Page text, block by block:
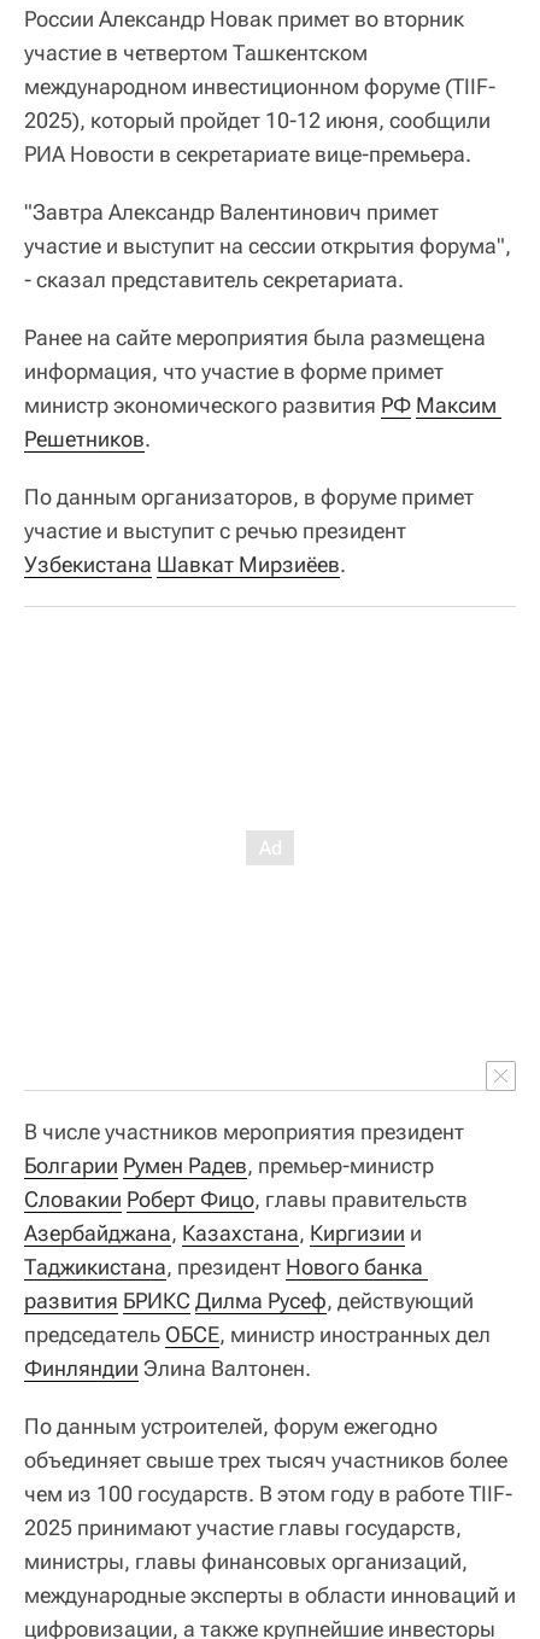
России Александр Новак примет во вторник
участие в четвертом Ташкентском
международном инвестиционном форуме (TIIF-
2025), который пройдет 10-12 июня, сообщили
РИА Новости в секретариате вице-премьера.
"Завтра Александр Валентинович примет
участие и выступит на сессии открытия форума",
- сказал представитель секретариата.
Ранее на сайте мероприятия была размещена
информация, что участие в форме примет
министр экономического развития РФ Максим
Решетников.
По данным организаторов, в форуме примет
участие и выступит с речью президент
Узбекистана Шавкат Мирзиёев.
В числе участников мероприятия президент
Болгарии Румен Радев, премьер-министр
Словакии Роберт Фицо, главы правительств
Азербайджана, Казахстана, Киргизии и
Таджикистана, президент Нового банка
развития БРИКС Дилма Русеф, действующий
председатель ОБСЕ, министр иностранных дел
Финляндии Элина Валтонен.
По данным устроителей, форум ежегодно
объединяет свыше трех тысяч участников более
чем из 100 государств. В этом году в работе TIIF-
2025 принимают участие главы государств,
министры, главы финансовых организаций,
международные эксперты в области инноваций и
цифровизации, а также крупнейшие инвесторы